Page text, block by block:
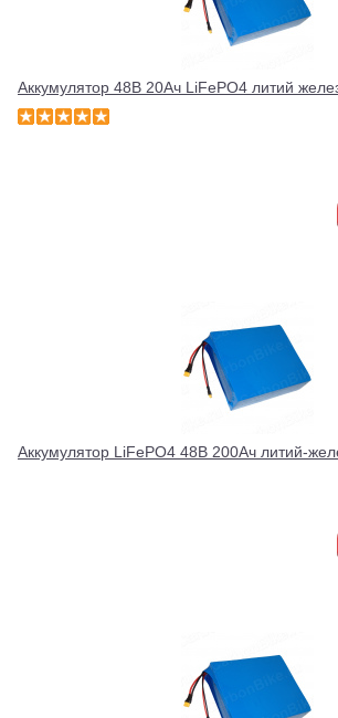
Аккумулятор 48В 20Ач LiFePO4 литий
Аккумулятор LiFePO4 48В 200Ач литий-